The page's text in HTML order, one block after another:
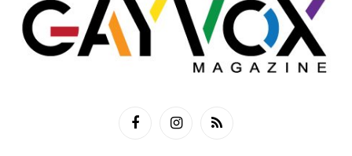
FacebookInstagramRSS